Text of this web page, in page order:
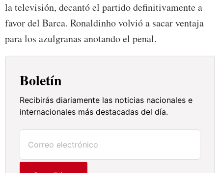
la televisión, decantó el partido definitivamente a
favor del Barca. Ronaldinho volvió a sacar ventaja
para los azulgranas anotando el penal.
Boletín
Recibirás diariamente las noticias nacionales e
internacionales más destacadas del día.